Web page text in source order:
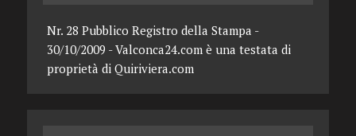
Nr. 28 Pubblico Registro della Stampa -
30/10/2009 - Valconca24.com è una testata di
proprietà di Quiriviera.com